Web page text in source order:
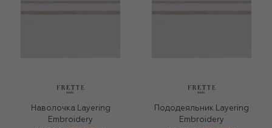
Наволочка Layering
Embroidery
Пододеяльник Layering
Embroidery